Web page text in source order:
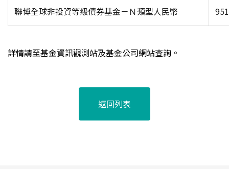
聯博全球非投資等級債券基金－Ｎ類型人民幣
詳情請至基金資訊觀測站及基金公司網站查詢。
返回列表